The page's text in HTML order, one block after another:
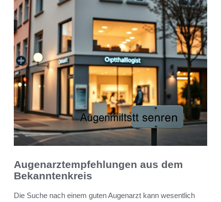
Augenarztempfehlungen aus dem
Bekanntenkreis
Die Suche nach einem guten Augenarzt kann wesentlich